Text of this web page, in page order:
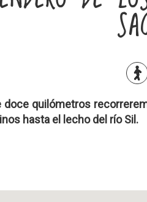
quilómetros
hasta el lecho del río Sil.